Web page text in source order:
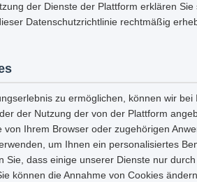
der Dienste der Plattform erklären
Datenschutzrichtlinie rechtmäßig
zu ermöglichen, können wir
der Nutzung der von der Plattform
Ihrem Browser oder zugehörigen
um Ihnen ein personalisiertes
Sie, dass einige unserer Dienste nur
können die Annahme von Cookies